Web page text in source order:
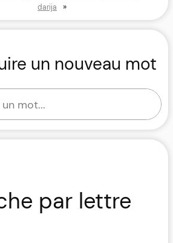
darija
»
un nouveau mot
par lettre